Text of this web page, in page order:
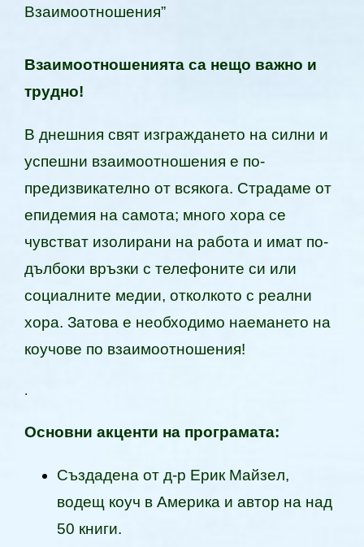
Взаимоотношения”
Взаимоотношенията са нещо важно и
трудно!
В днешния свят изграждането на силни и
успешни взаимоотношения е по-
предизвикателно от всякога. Страдаме от
епидемия на самота; много хора се
чувстват изолирани на работа и имат по-
дълбоки връзки с телефоните си или
социалните медии, отколкото с реални
хора. Затова е необходимо наемането на
коучове по взаимоотношения!
.
Основни акценти на програмата:
Създадена от д-р Ерик Майзeл,
водещ коуч в Америка и автор на над
50 книги.